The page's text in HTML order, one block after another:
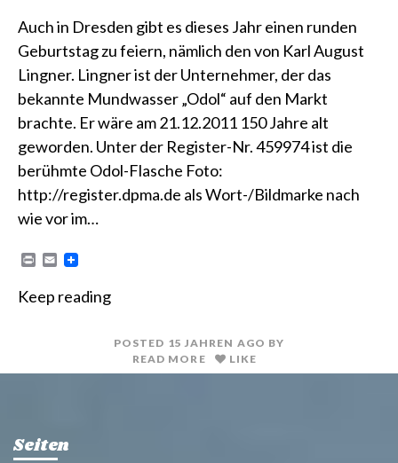
Auch in Dresden gibt es dieses Jahr einen runden
Geburtstag zu feiern, nämlich den von Karl August
Lingner. Lingner ist der Unternehmer, der das
bekannte Mundwasser „Odol“ auf den Markt
brachte. Er wäre am 21.12.2011 150 Jahre alt
geworden. Unter der Register-Nr. 459974 ist die
berühmte Odol-Flasche Foto:
http://register.dpma.de als Wort-/Bildmarke nach
wie vor im…
P
n
E
i
Keep reading
POSTED 15 JAHREN AGO BY
READ MORE
LIKE
Seiten